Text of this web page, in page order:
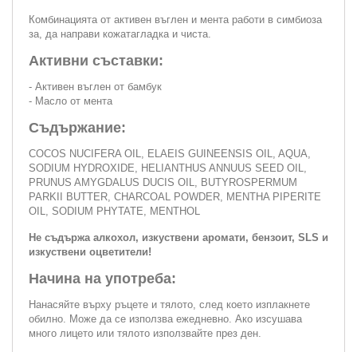
Комбинацията от активен въглен и мента работи в симбиоза
за, да направи кожатагладка и чиста.
Активни съставки:
- Активен въглен от бамбук
- Масло от мента
Съдържание:
COCOS NUCIFERA OIL, ELAEIS GUINEENSIS OIL, AQUA,
SODIUM HYDROXIDE, HELIANTHUS ANNUUS SEED OIL,
PRUNUS AMYGDALUS DUCIS OIL, BUTYROSPERMUM
PARKII BUTTER, CHARCOAL POWDER, MENTHA PIPERITE
OIL, SODIUM PHYTATE, MENTHOL
Не съдържа алкохол, изкуствени аромати, бензоит, SLS и
изкуствени оцветители!
Начина на употреба:
Нанасяйте върху ръцете и тялото, след което изплакнете
обилно. Може да се използва ежедневно. Ако изсушава
много лицето или тялото използвайте през ден.